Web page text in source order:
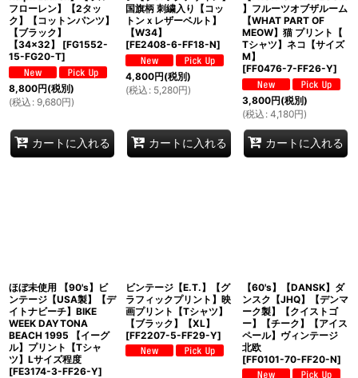
フローレン】【2タッ
ク】【コットンパンツ】
【ブラック】
【34×32】
[FG1552-
15-FG20-T]
8,800円(税別)
(税込 : 9,680円)
カートに入れる
国旗柄 刺繍入り【コッ
トンｘレザーベルト】
【W34】
[FE2408-6-FF18-N]
4,800円(税別)
(税込 : 5,280円)
カートに入れる
】フルーツオブザルーム
【WHAT PART OF
MEOW】猫 プリント【
Tシャツ】ネコ【サイズ
M】
[FF0476-7-FF26-Y]
3,800円(税別)
(税込 : 4,180円)
カートに入れる
ほぼ未使用 【90's】ビ
ンテージ【USA製】【デ
イトナビーチ】BIKE
WEEK DAYTONA
BEACH 1995 【イーグ
ル】プリント【Tシャ
ツ】Lサイズ程度
[FE3174-3-FF26-Y]
ビンテージ【E.T.】【グ
ラフィックプリント】映
画プリント【Tシャツ】
【ブラック】【XL】
[FF2207-5-FF29-Y]
【60's】【DANSK】ダ
ンスク【JHQ】【デンマ
ーク製】【クイストゴ
ー】【チーク】【アイス
ペール】ヴィンテージ
北欧
[FF0101-70-FF20-N]